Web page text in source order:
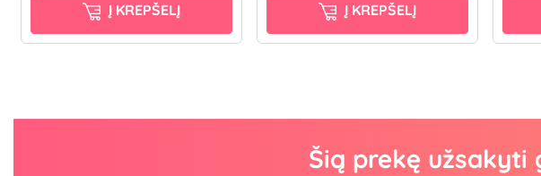
Į KREPŠELĮ Į KREPŠELĮ
Šią prekę